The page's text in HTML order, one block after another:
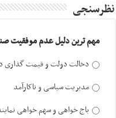
نظرسنجی
مهم ترین دلیل عدم موفقیت
دخالت دولت و قیمت گذاری
مدیریت سیاسی و ناکارآمد
باج خواهی و سهم خواهی